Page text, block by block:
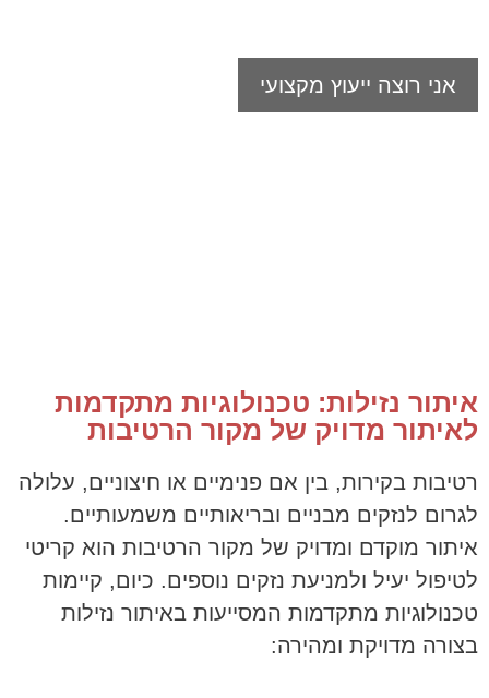
אני רוצה ייעוץ מקצועי
איתור נזילות: טכנולוגיות מתקדמות
לאיתור מדויק של מקור הרטיבות
רטיבות בקירות, בין אם פנימיים או חיצוניים, עלולה
לגרום לנזקים מבניים ובריאותיים משמעותיים.
איתור מוקדם ומדויק של מקור הרטיבות הוא קריטי
לטיפול יעיל ולמניעת נזקים נוספים. כיום, קיימות
טכנולוגיות מתקדמות המסייעות באיתור נזילות
בצורה מדויקת ומהירה: